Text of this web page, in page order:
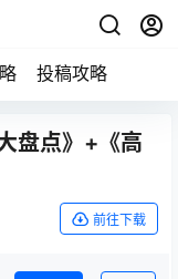
投稿攻略
盘点》+《高
前往下载